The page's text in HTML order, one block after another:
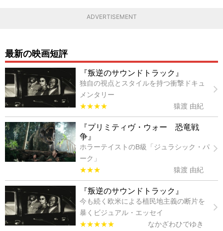
ADVERTISEMENT
最新の映画短評
『叛逆のサウンドトラック』
独自の視点とスタイルを持つ衝撃ドキュ
メンタリー
★★★★
猿渡 由紀
『プリミティヴ・ウォー 恐竜戦
争』
ホラーテイストのB級「ジュラシック・パ
ーク」
★★★
猿渡 由紀
『叛逆のサウンドトラック』
今も続く欧米による植民地主義の断片を
暴くビジュアル・エッセイ
★★★★★
なかざわひでゆき